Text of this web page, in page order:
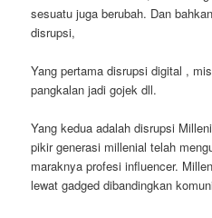
sesuatu juga berubah. Dan
disrupsi,
Yang pertama disrupsi digital ,
pangkalan jadi gojek dll.
Yang kedua adalah disrupsi
pikir generasi millenial telah
maraknya profesi influencer.
lewat gadged dibandingkan